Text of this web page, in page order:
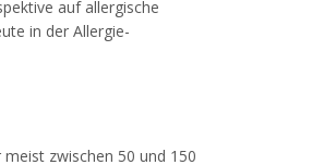
auf allergische
in der Allergie-
zwischen 50 und 150